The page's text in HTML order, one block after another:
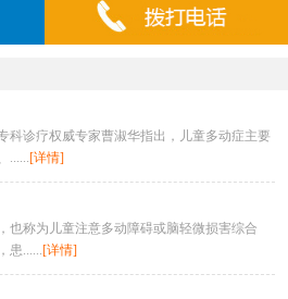
科诊疗权威专家曹淑华指出，儿童多动症主要
......[详情]
也称为儿童注意多动障碍或脑轻微损害综合
患......[详情]